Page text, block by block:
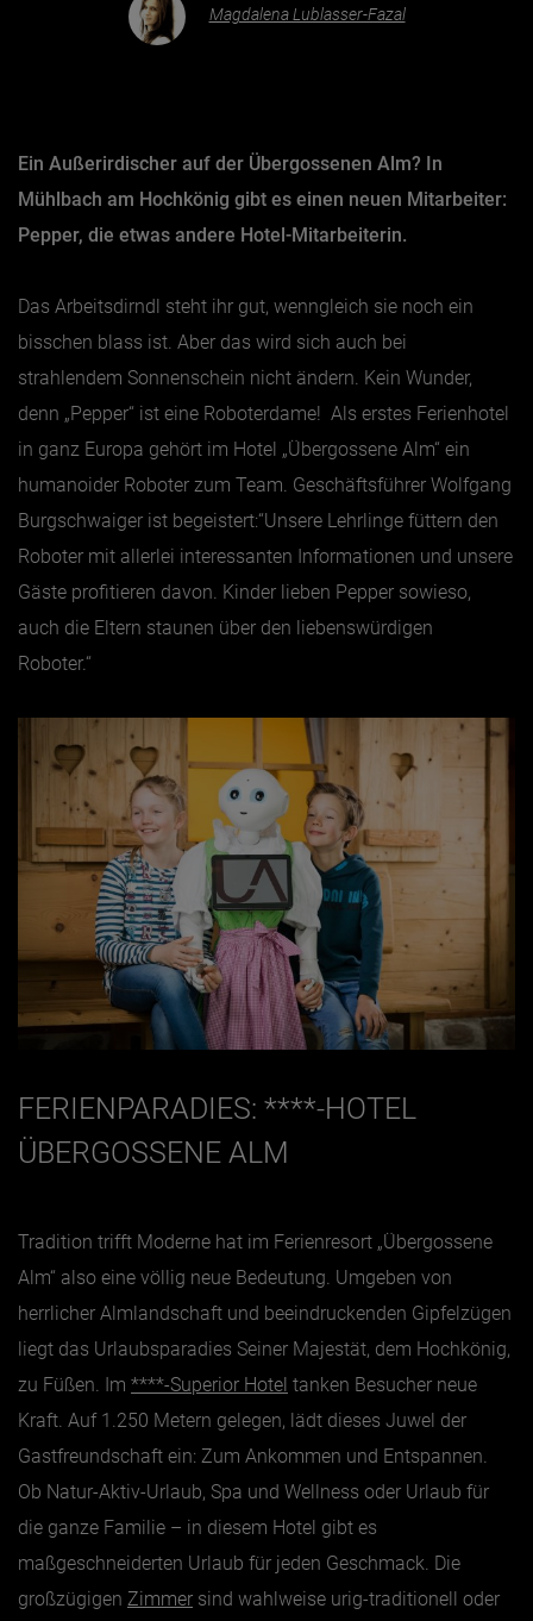
Nachhaltigkeit
Sehenswürdig
Brauchtum
Lifestyle
BEITRÄGE NACH MONAT
Jänner
Februar
März
April
August
September
Oktober
Magdalena Lublasser-Fazal
Ein Außerirdischer auf der Übergossenen Alm? In
Mühlbach am Hochkönig gibt es einen neuen Mitarbeiter:
Pepper, die etwas andere Hotel-Mitarbeiterin.
Das Arbeitsdirndl steht ihr gut, wenngleich sie noch ein
bisschen blass ist. Aber das wird sich auch bei
strahlendem Sonnenschein nicht ändern. Kein Wunder,
denn „Pepper“ ist eine Roboterdame! Als erstes Ferienhotel
in ganz Europa gehört im Hotel „Übergossene Alm“ ein
humanoider Roboter zum Team. Geschäftsführer Wolfgang
Burgschwaiger ist begeistert:“Unsere Lehrlinge füttern den
Roboter mit allerlei interessanten Informationen und unsere
Gäste profitieren davon. Kinder lieben Pepper sowieso,
auch die Eltern staunen über den liebenswürdigen
Roboter.“
FERIENPARADIES: ****-HOTEL
ÜBERGOSSENE ALM
Tradition trifft Moderne hat im Ferienresort „Übergossene
Alm“ also eine völlig neue Bedeutung. Umgeben von
herrlicher Almlandschaft und beeindruckenden Gipfelzügen
liegt das Urlaubsparadies Seiner Majestät, dem Hochkönig,
zu Füßen. Im ****-Superior Hotel tanken Besucher neue
Kraft. Auf 1.250 Metern gelegen, lädt dieses Juwel der
Gastfreundschaft ein: Zum Ankommen und Entspannen.
Ob Natur-Aktiv-Urlaub, Spa und Wellness oder Urlaub für
die ganze Familie – in diesem Hotel gibt es
maßgeschneiderten Urlaub für jeden Geschmack. Die
großzügigen Zimmer sind wahlweise urig-traditionell oder